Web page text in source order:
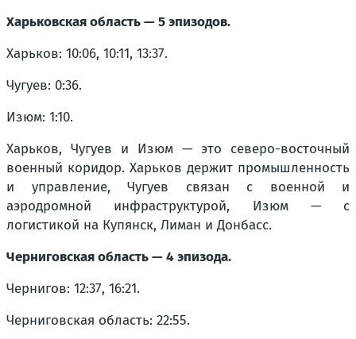
Харьковская область — 5 эпизодов.
Харьков: 10:06, 10:11, 13:37.
Чугуев: 0:36.
Изюм: 1:10.
Харьков, Чугуев и Изюм — это северо-восточный
военный коридор. Харьков держит промышленность
и управление, Чугуев связан с военной и
аэродромной инфраструктурой, Изюм — с
логистикой на Купянск, Лиман и Донбасс.
Черниговская область — 4 эпизода.
Чернигов: 12:37, 16:21.
Черниговская область: 22:55.